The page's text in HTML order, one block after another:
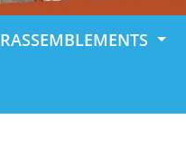
RASSEMBLEMENTS